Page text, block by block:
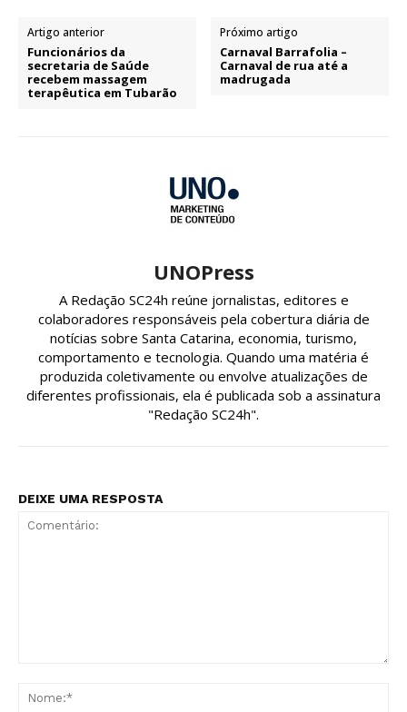
Artigo anterior
Funcionários da
secretaria de Saúde
recebem massagem
terapêutica em Tubarão
Próximo artigo
Carnaval Barrafolia –
Carnaval de rua até a
madrugada
UNOPress
A Redação SC24h reúne jornalistas, editores e
colaboradores responsáveis pela cobertura diária de
notícias sobre Santa Catarina, economia, turismo,
comportamento e tecnologia. Quando uma matéria é
produzida coletivamente ou envolve atualizações de
diferentes profissionais, ela é publicada sob a assinatura
"Redação SC24h".
DEIXE UMA RESPOSTA